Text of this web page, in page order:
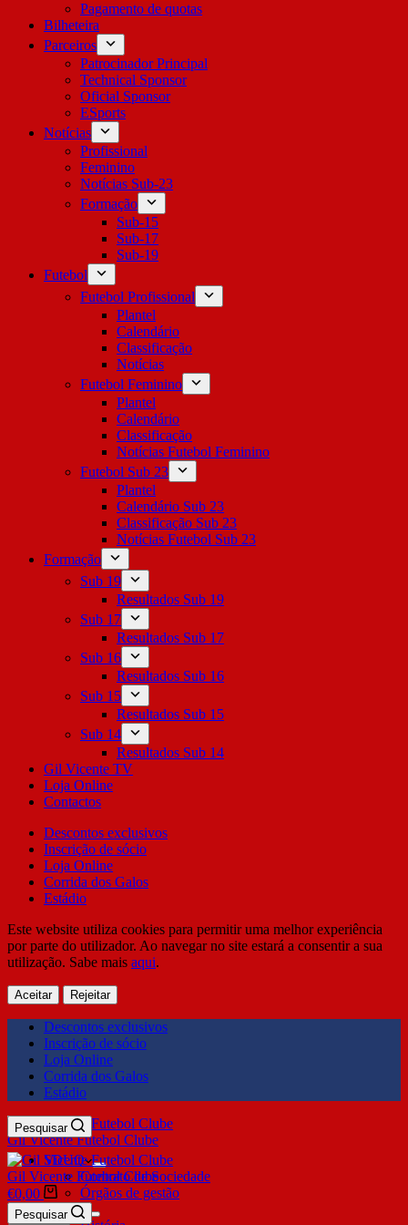
Pagamento de quotas
Bilheteira
Parceiros
Patrocinador Principal
Technical Sponsor
Oficial Sponsor
ESports
Notícias
Profissional
Feminino
Notícias Sub-23
Formação
Sub-15
Sub-17
Sub-19
Futebol
Futebol Profissional
Plantel
Calendário
Classificação
Notícias
Futebol Feminino
Plantel
Calendário
Classificação
Notícias Futebol Feminino
Futebol Sub 23
Plantel
Calendário Sub 23
Classificação Sub 23
Notícias Futebol Sub 23
Formação
Sub 19
Resultados Sub 19
Sub 17
Resultados Sub 17
Sub 16
Resultados Sub 16
Sub 15
Resultados Sub 15
Sub 14
Resultados Sub 14
Gil Vicente TV
Loja Online
Contactos
Descontos exclusivos
Inscrição de sócio
Loja Online
Corrida dos Galos
Estádio
Este website utiliza cookies para permitir uma melhor experiência
por parte do utilizador. Ao navegar no site estará a consentir a sua
utilização. Sabe mais aqui.
Aceitar Rejeitar
Descontos exclusivos
Inscrição de sócio
Loja Online
Corrida dos Galos
Estádio
Gil Vicente Futebol Clube
Pesquisar
SDUQ
Contrato de Sociedade
Órgãos de gestão
Clube
Gil Vicente Futebol Clube
€0,00
Pesquisar